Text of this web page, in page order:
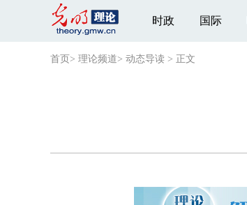
时政 国际
首页 > 理论频道> 动态导读 > 正文